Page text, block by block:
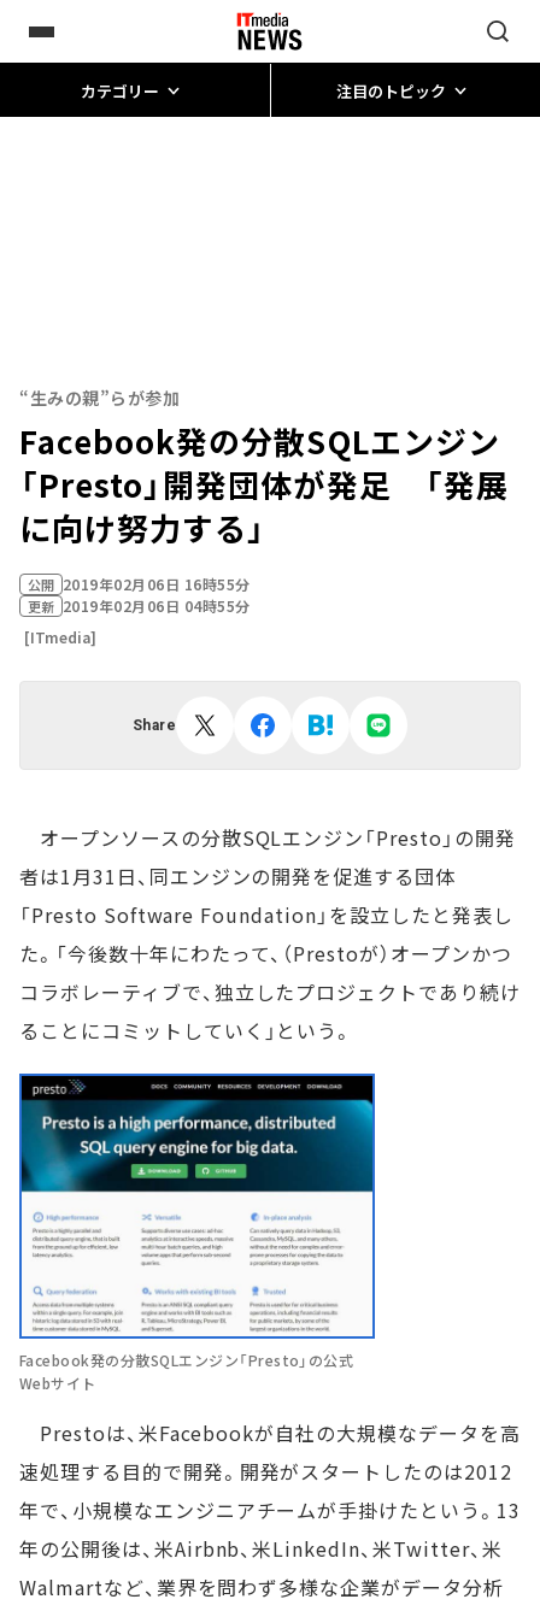
カテゴリー 注目のトピック
“生みの親”らが参加
Facebook発の分散SQLエンジン
「Presto」開発団体が発足 「発展
に向け努力する」
公開 2019年02月06日 16時55分
更新 2019年02月06日 04時55分
[ITmedia]
Share
オープンソースの分散SQLエンジン「Presto」の開発
者は1月31日、同エンジンの開発を促進する団体
「Presto Software Foundation」を設立したと発表し
た。「今後数十年にわたって、（Prestoが）オープンかつ
コラボレーティブで、独立したプロジェクトであり続け
ることにコミットしていく」という。
Facebook発の分散SQLエンジン「Presto」の公式
Webサイト
Prestoは、米Facebookが自社の大規模なデータを高
速処理する目的で開発。開発がスタートしたのは2012
年で、小規模なエンジニアチームが手掛けたという。13
年の公開後は、米Airbnb、米LinkedIn、米Twitter、米
Walmartなど、業界を問わず多様な企業がデータ分析